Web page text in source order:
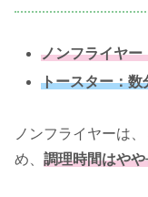
ノンフライヤー
トースター：数
ノンフライヤーは
め、 調理時間はや